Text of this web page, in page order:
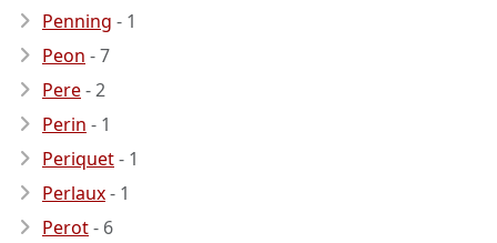
Penning - 1
Peon - 7
Pere- 2
Perin - 1
Periquet- 1
Perlaux- 1
Perot- 6